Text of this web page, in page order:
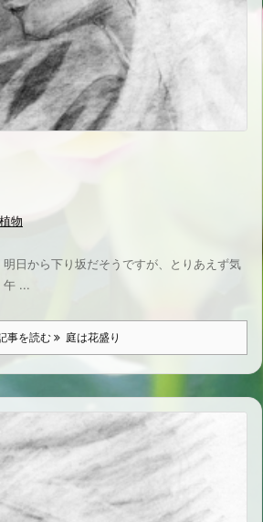
植物
日から下り坂だそうですが、とりあえず気
午 ...
事を読む 庭は花盛り